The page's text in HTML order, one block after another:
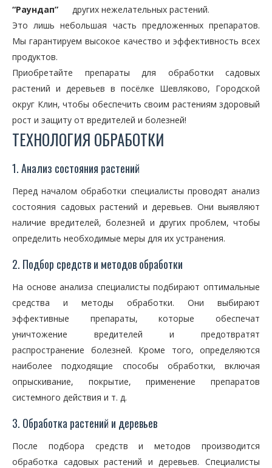
“Раундап”
других нежелательных растений.
Это лишь небольшая часть предложенных препаратов.
Мы гарантируем высокое качество и эффективность всех
продуктов.
Приобретайте препараты для обработки садовых
растений и деревьев в посёлке Шевляково, Городской
округ Клин, чтобы обеспечить своим растениям здоровый
рост и защиту от вредителей и болезней!
ТЕХНОЛОГИЯ ОБРАБОТКИ
1. Анализ состояния растений
Перед началом обработки специалисты проводят анализ
состояния садовых растений и деревьев. Они выявляют
наличие вредителей, болезней и других проблем, чтобы
определить необходимые меры для их устранения.
2. Подбор средств и методов обработки
На основе анализа специалисты подбирают оптимальные
средства и методы обработки. Они выбирают
эффективные препараты, которые обеспечат
уничтожение вредителей и предотвратят
распространение болезней. Кроме того, определяются
наиболее подходящие способы обработки, включая
опрыскивание, покрытие, применение препаратов
системного действия и т. д.
3. Обработка растений и деревьев
После подбора средств и методов производится
обработка садовых растений и деревьев. Специалисты